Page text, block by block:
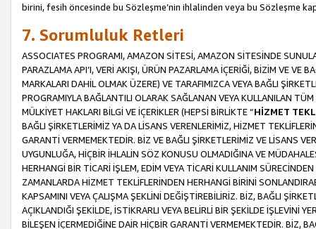
birini, fesih öncesinde bu Sözleşme’nin ihlalinden veya bu Sözleşme
7. Sorumluluk Retleri
ASSOCIATES PROGRAMI, AMAZON SİTESİ, AMAZON SİTESİNDE
PARAZLAMA API’I, VERİ AKIŞI, ÜRÜN PAZARLAMA İÇERİĞİ, BİZİM VE VE
MARKALARI DAHİL OLMAK ÜZERE) VE TARAFIMIZCA VEYA BAĞLI
PROGRAMIYLA BAĞLANTILI OLARAK SAĞLANAN VEYA KULLANILAN
MÜLKİYET HAKLARI BİLGİ VE İÇERİKLER (HEPSİ BİRLİKTE “HİZMET
BAĞLI ŞİRKETLERİMİZ YA DA LİSANS VERENLERİMİZ, HİZMET
GARANTİ VERMEMEKTEDİR. BİZ VE BAĞLI ŞİRKETLERİMİZ VE LİSANS
UYGUNLUĞA, HİÇBİR İHLALİN SÖZ KONUSU OLMADIĞINA VE
HERHANGİ BİR TİCARİ İŞLEM, EDİM VEYA TİCARİ KULLANIM
ZAMANLARDA HİZMET TEKLİFLERİNDEN HERHANGİ BİRİNİ
KAPSAMINI VEYA ÇALIŞMA ŞEKLİNİ DEĞİŞTİREBİLİRİZ. BİZ, BAĞLI
AÇIKLANDIĞI ŞEKİLDE, İSTİKRARLI VEYA BELİRLİ BİR ŞEKİLDE İŞLEVİNİ
BİLEŞEN İÇERMEDİĞİNE DAİR HİÇBİR GARANTİ VERMEMEKTEDİR. BİZ,